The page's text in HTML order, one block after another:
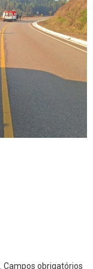
Campos obrigatórios